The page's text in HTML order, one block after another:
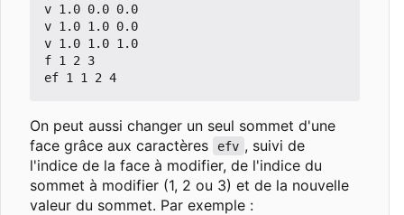
v 1.0 0.0 0.0
v 1.0 1.0 0.0
v 1.0 1.0 1.0
f 1 2 3
On peut aussi changer un seul sommet d'une
face grâce aux caractères
efv , suivi de
l'indice de la face à modifier, de l'indice du
sommet à modifier (1, 2 ou 3) et de la nouvelle
valeur du sommet. Par exemple :